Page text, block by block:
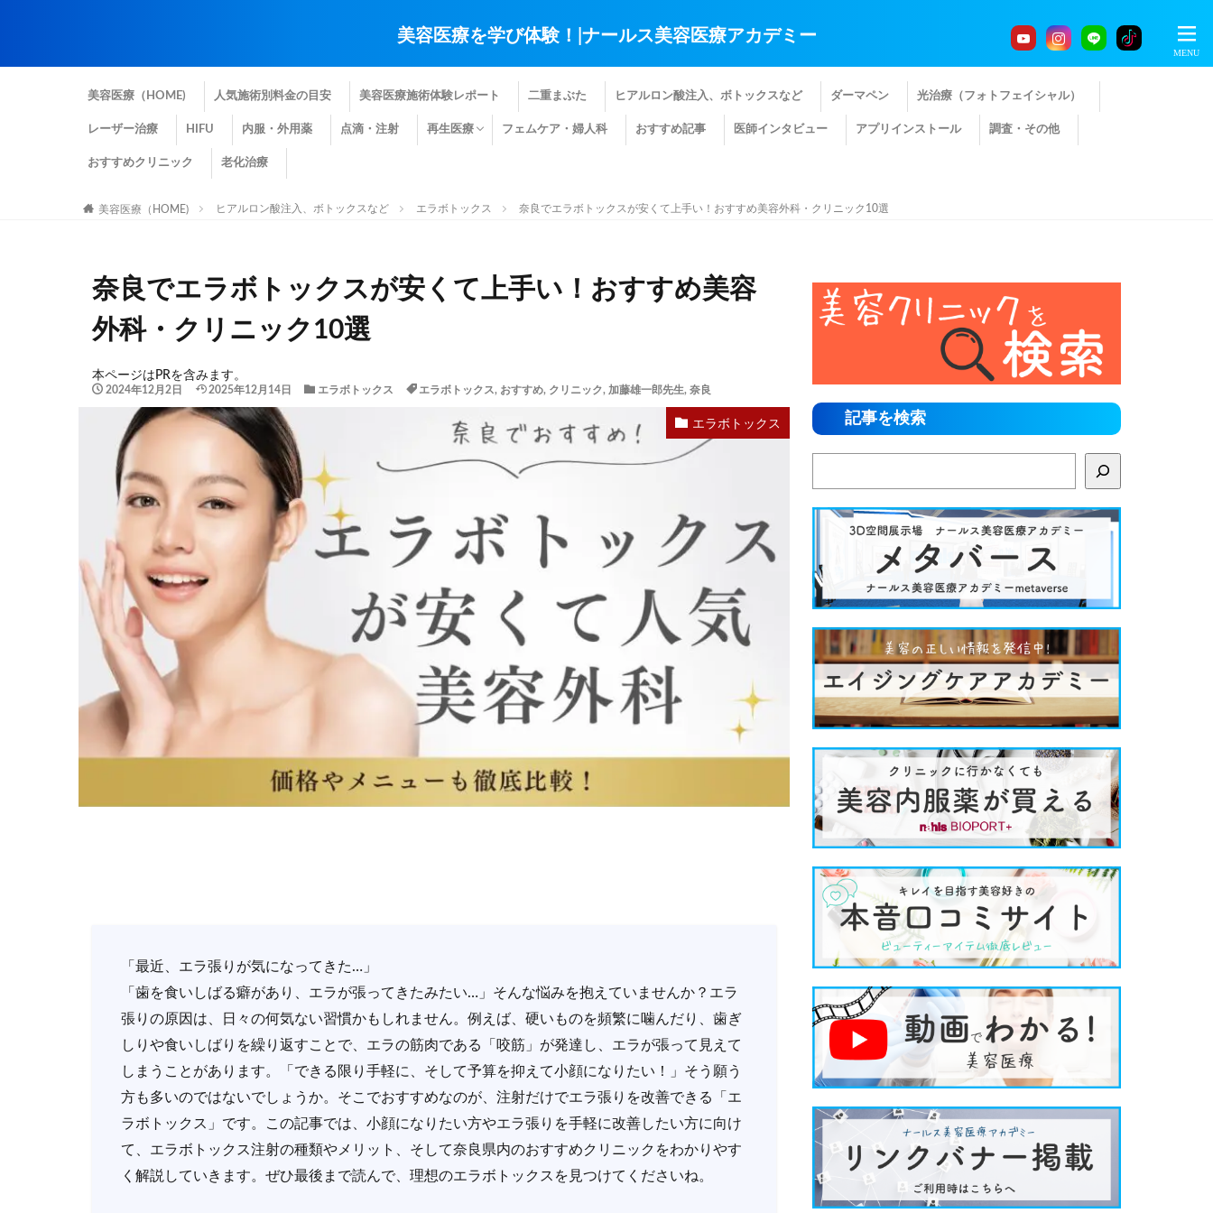
美容医療を学び体験！|ナールス美容医療アカデミー
美容医療（HOME) 人気施術別料金の目安 美容医療施術体験レポート 二重まぶた ヒアルロン酸注入、ボトックスなど ダーマペン 光治療（フォトフェイシャル）
レーザー治療 HIFU 内服・外用薬 点滴・注射 再生医療 フェムケア・婦人科 おすすめ記事 医師インタビュー アプリインストール 調査・その他
おすすめクリニック 老化治療
美容医療（HOME) ヒアルロン酸注入、ボトックスなど エラボトックス 奈良でエラボトックスが安くて上手い！おすすめ美容外科・クリニック10選
奈良でエラボトックスが安くて上手い！おすすめ美容
外科・クリニック10選
本ページはPRを含みます。
2024年12月2日 2025年12月14日 エラボトックス エラボトックス, おすすめ, クリニック, 加藤雄一郎先生, 奈良
エラボトックス
「最近、エラ張りが気になってきた…」
「歯を食いしばる癖があり、エラが張ってきたみたい…」そんな悩みを抱えていませんか？エラ
張りの原因は、日々の何気ない習慣かもしれません。例えば、硬いものを頻繁に噛んだり、歯ぎ
しりや食いしばりを繰り返すことで、エラの筋肉である「咬筋」が発達し、エラが張って見えて
しまうことがあります。「できる限り手軽に、そして予算を抑えて小顔になりたい！」そう願う
方も多いのではないでしょうか。そこでおすすめなのが、注射だけでエラ張りを改善できる「エ
ラボトックス」です。この記事では、小顔になりたい方やエラ張りを手軽に改善したい方に向け
て、エラボトックス注射の種類やメリット、そして奈良県内のおすすめクリニックをわかりやす
く解説していきます。ぜひ最後まで読んで、理想のエラボトックスを見つけてくださいね。
記事を検索